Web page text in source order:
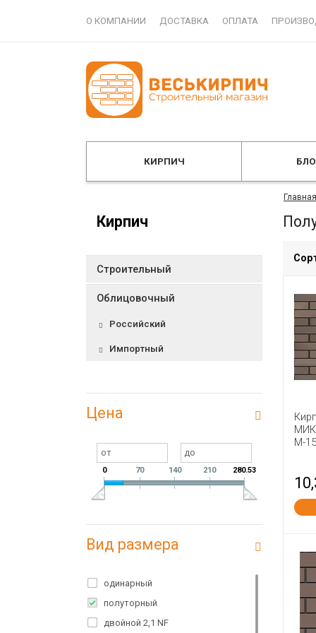
О КОМПАНИИ ДОСТАВКА ОПЛАТА
КИРПИЧ
Главная
Кирпич
Строительный
Облицовочный
Российский
Импортный
Цена
0 70 140 210 280.53
Вид размера
одинарный
полуторный
двойной 2,1 NF
М-